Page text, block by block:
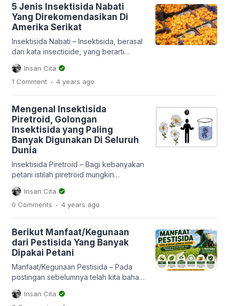
glisofat bekerja secara sistemik yakni
masuk ke dalam seluruh bagian gulma
sehingga gulma mati dan tak lagi
tumbuh. Tak seperti herbsisida […]
5 Jenis Insektisida Nabati
Yang Direkomendasikan Di
Amerika Serikat
Insektisida Nabati – Insektisida, berasal
dari kata insecticide, yang berarti
pembasmi serangga. Insect berarti
serangga, cide berarti pembasmi.
Dalam konteks pertanian, insect atau
mengganggu atau merusak tanaman
budidaya, dan berpotensi merugikan.
Insektisida yang sebagian besar
digunakan petani saat ini adalah dari
jenis insektisida kimia atau sintetis.
Hanya […]
Insan Cita
1 Comment . 4 years ago
Mengenal Insektisida
Piretroid, Golongan
Insektisida yang Paling
Banyak Digunakan Di Seluruh
Dunia
Insektisida Piretroid – Bagi kebanyakan
petani istilah piretroid mungkin
terdengar asing. Bagaimana dengan
istilah sipermetrin, deltametrin,
betasiflutrin dan lamdasihalotrin ? Oh
dan teman-temannya itu adalah jenis
bahan aktif dari insektisida, lebih
tepatnya golongan piretroid. Ya,
insektisida piretroid ini merupakan jenis
golongan pestisida yang banyak
digunakan […]
Insan Cita
0 Comments . 4 years ago
Berikut Manfaat/Kegunaan
dari Pestisida Yang Banyak
Dipakai Petani
Manfaat/Kegunaan Pestisida – Pada
postingan sebelumnya telah kita bahas
mengenai banyak hal tentang
pestisida, mulai dari cara kerjanya, cara
Insan Cita